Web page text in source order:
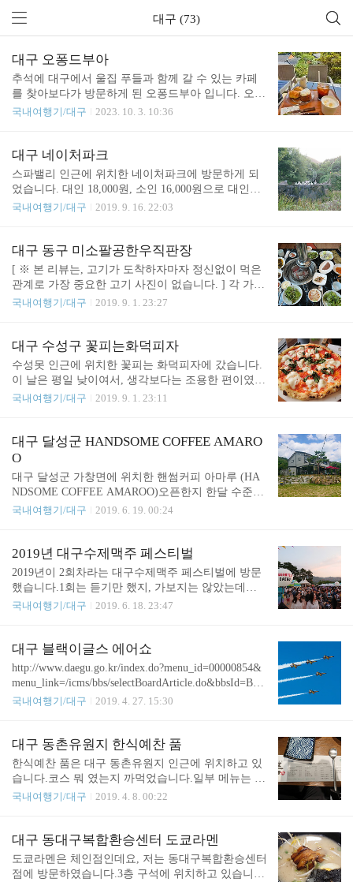
대구 (73)
대구 오퐁드부아
추석에 대구에서 울집 푸들과 함께 갈 수 있는 카페
를 찾아보다가 방문하게 된 오퐁드부아 입니다. 오퐁
드부아는 대구광역시 달성군에 위치하고 있으며, 대
테이등을 운영하고 있으며, 현재는 다이닝에서 식사
는 운영중인거 같지는 않습니다. (듣기로는 지금은
카페 처럼 커피 위주로 운영한다는거 같습니다) 카페
곳에 다양한 견주들과 어린아이들이 뛰노는 것을 볼
인줄 알았는데 (강아지랑 같이 갔습니다) 실제로는
강아지 동반 가능한 영역은, 실내를 제외하고도 훨씬
더 넓습니다. 운영시간 입니다. 평일 오전 11시 ~ 오
후9..
국내여행기/대구 2023. 10. 3. 10:36
대구 네이처파크
스파밸리 인근에 위치한 네이처파크에 방문하게 되
었습니다. 대인 18,000원, 소인 16,000원으로 대인과
소인의 가격차이가 크지는 않습니다. 또한 만 24개월
도 불구하고, 비교적 조용한 편이였습니다. 운영은
최소한으로 진행되는 것 처럼 보였습니다. (일부 가
게들은 열지 않은 상태) 입구를 올라가면서 보이는
것 같다라는 인상을 주더군요. 그리고 실내를 들어가
들의 경우, 체험형이라면서 만질수도 있고, 먹이도
줄 수 있습니다. (유료) 이런쪽에는 항상 담당자가 붙
어있더군요. 머리 잘썼다고 생각되덥니다. 어..
국내여행기/대구 2019. 9. 16. 22:03
대구 동구 미소팔공한우직판장
[ ※ 본 리뷰는, 고기가 도착하자마자 정신없이 먹은
관계로 가장 중요한 고기 사진이 없습니다. ] 각 가정
마다 분명히, 어떤 고기는 어디를 간다 이런게 있을
메리트가 없어졌다더군요. 그래서 이 곳에 한번 와보
게 되었습니다.특이한 점은 고기를 구매해서 들어가
야 된다는 것인데요, 여기서 상당한 시간이 걸립니
고기가 준비되는데 한참이 걸리곤 합니다.자세히 보
밑 반찬입니다. 고기는.. 흑.. 나오자마자 뱃살로.. ..
가족의 평가는 상당히 좋은 곳이였습니다. 꺼억..
국내여행기/대구 2019. 9. 1. 23:27
대구 수성구 꽃피는화덕피자
수성못 인근에 위치한 꽃피는 화덕피자에 갔습니다.
이 날은 평일 낮이여서, 생각보다는 조용한 편이였습
니다.주말이였으면 상당히 복잡하지 않을까 생각됩
가능 하세요@네이버예약 시 8.000원 상당의 리코타
치즈 샐러드 제공@토,일,공휴일 네이버예약 불가라
고 합니다. 샐러드 자체도 상당히 맛있고 괜찮습니
다. 버팔로 치즈가 어떤건지 정말 궁금해서 시켰습니
다.치즈 중에는 맛 없어서 못 먹겠는 그런 치즈도 있
는데, 여튼 버팔로 치즈는 저와 궁합이 좋은 것 같습
상에서 먹는 치즈나 비슷한 느낌.음식들은 다 맛있습
니다.아마 서비스로 제공되는 아이스크림 입니다.수
제인거 같아요.샐러..
국내여행기/대구 2019. 9. 1. 23:11
대구 달성군 HANDSOME COFFEE AMARO
O
대구 달성군 가창면에 위치한 핸썸커피 아마루 (HA
NDSOME COFFEE AMAROO)오픈한지 한달 수준정
도 밖에 안되었다는데, 내가 가게 되었듯이, 여러 사
에 위치하고 있습니다. 이 곳을 방문하게 된 계기라
면, 여기는 애견동반 가능한 카페라기에 방문하게 되
었습니다.실제로 애견동반이 가능합니다.다만, 야외
한정이며, 실내는 안됩니다. 아직 오픈한지 오래되지
않아서, 여전히 야외는 발전(?) 중입니다. 강아지가
이 있습니다.다만, 뜨거운 여름이 되면.. 글쎄요 그건
모르겠네요. 주인 아주머니 말로는, 2층은 일반집이
고, 1층은 카페 하는 분에게 위탁(?) ..
국내여행기/대구 2019. 6. 19. 00:24
2019년 대구수제맥주 페스티벌
2019년이 2회차라는 대구수제맥주 페스티벌에 방문
했습니다.1회는 듣기만 했지, 가보지는 않았는데요,
1회때는 엄청 별로였다고 합니다.수성못은 최소한
6일간 진행되었습니다. 수제맥주의 비중이 매우 높
았으며, 안주는 적당히 있지만, 많지는 않습니다.수
제맥주페스티벌이니 당연하다면 당연합니다. 이와
맥 페스티벌이 있는데요,2016/07/27 - [국내여행기/대
기/대구] - 대구 치맥 페스티벌 2017 후기2018/07/25 -
[국내여행기/대구] - 대구 치맥 페스티벌 2018 후기
저는 대..
국내여행기/대구 2019. 6. 18. 23:47
대구 블랙이글스 에어쇼
http://www.daegu.go.kr/index.do?menu_id=00000854&
menu_link=/icms/bbs/selectBoardArticle.do&bbsId=BBS
_00029&nttId=404043 공군 제11전투비행단이 오는 2
개최 시블랙이글스 에어쇼로 인한 항공기 소음을 공
지하니 소음으로 인한 불편을 양해 부탁드립니다. ※
행사일 : ’19. 4. 27.(토) 09:30-09:55 (예비일 : 4. 28.
로 신분증을 지참하신 시민 누구나 제1,2정문쪽으로
다.※ 대..
국내여행기/대구 2019. 4. 27. 15:30
대구 동촌유원지 한식예찬 품
한식예찬 품은 대구 동촌유원지 인근에 위치하고 있
습니다.코스 뭐 였는지 까먹었습니다.일부 메뉴는 사
진 찍는걸 까먹고 다 먹어버려서 없습니다.본 글은
었습니다. A코스 아니면 B코스 였을텐데..A코스 였
던거 같습니다.
국내여행기/대구 2019. 4. 8. 00:22
대구 동대구복합환승센터 도쿄라멘
도쿄라멘은 체인점인데요, 저는 동대구복합환승센터
점에 방문하였습니다.3층 구석에 위치하고 있습니